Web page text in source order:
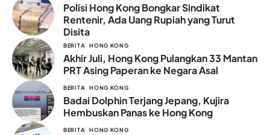
Polisi Hong Kong Bongkar Sindikat
Rentenir, Ada Uang Rupiah yang Turut
Disita
BERITA HONG KONG
Akhir Juli, Hong Kong Pulangkan 33 Mantan
PRT Asing Paperan ke Negara Asal
BERITA HONG KONG
Badai Dolphin Terjang Jepang, Kujira
Hembuskan Panas ke Hong Kong
BERITA HONG KONG